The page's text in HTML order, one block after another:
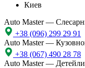
Киев
Auto Master —
+38 (096) 299 29 91
Auto Master —
+38 (067) 490 28 78
Auto Master —